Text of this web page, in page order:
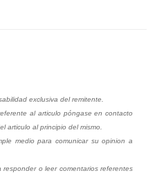
exclusiva del remitente.
al articulo póngase en contacto
articulo al principio del mismo.
medio para comunicar su opinion a
o leer comentarios referentes